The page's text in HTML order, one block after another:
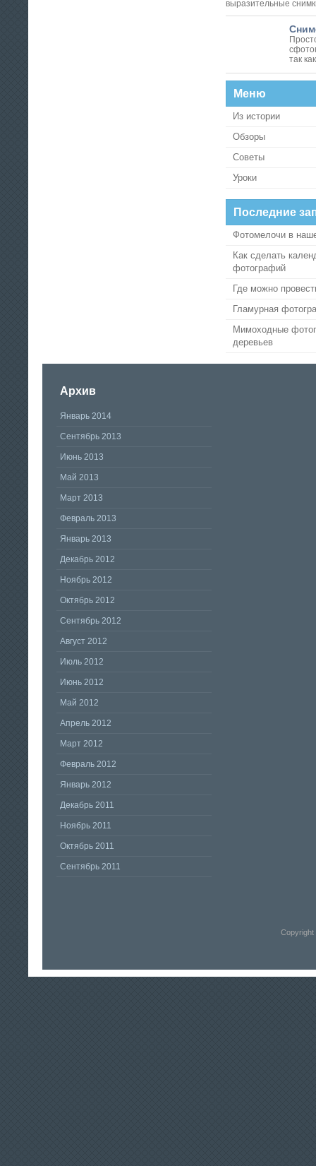
выразительные
так
Меню
Из истории
Обзоры
Советы
Уроки
Последние
Фотомелочи в
Как сделать
фотографий
Где можно
Гламурная
Мимоходные
деревьев
Архив
Январь 2014
Сентябрь 2013
Июнь 2013
Май 2013
Март 2013
Февраль 2013
Январь 2013
Декабрь 2012
Ноябрь 2012
Октябрь 2012
Сентябрь 2012
Август 2012
Июль 2012
Июнь 2012
Май 2012
Апрель 2012
Март 2012
Февраль 2012
Январь 2012
Декабрь 2011
Ноябрь 2011
Октябрь 2011
Сентябрь 2011